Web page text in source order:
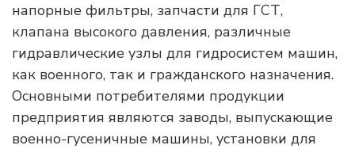
напорные фильтры, запчасти для ГСТ,
клапана высокого давления, различные
гидравлические узлы для гидросистем машин,
как военного, так и гражданского назначения.
Основными потребителями продукции
предприятия являются заводы, выпускающие
военно-гусеничные машины, установки для